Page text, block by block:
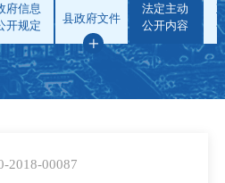
府信息
开规定
县政府文件
法定主动
公开内容
2018-00087